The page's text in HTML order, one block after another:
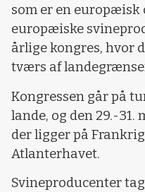
som er en
europæiske
årlige kongres, hvor
tværs af
Kongressen går på
lande, og den 29.-
der ligger på
Atlanterhavet.
Svineproducenter